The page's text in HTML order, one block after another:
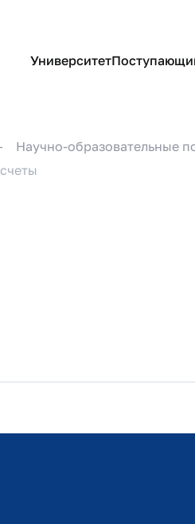
Университет
Научно-образовательные